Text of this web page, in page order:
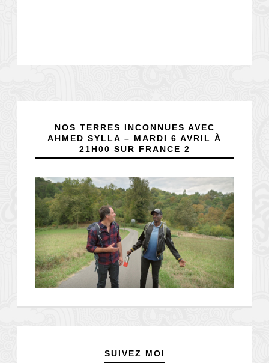
NOS TERRES INCONNUES AVEC
AHMED SYLLA – MARDI 6 AVRIL À
21H00 SUR FRANCE 2
SUIVEZ MOI